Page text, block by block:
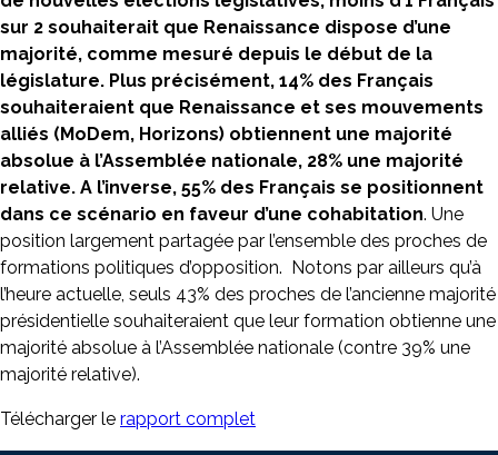
sur 2 souhaiterait que Renaissance dispose d’une
majorité, comme mesuré depuis le début de la
législature. Plus précisément, 14% des Français
souhaiteraient que Renaissance et ses mouvements
alliés (MoDem, Horizons) obtiennent une majorité
absolue à l’Assemblée nationale, 28% une majorité
relative. A l’inverse, 55% des Français se positionnent
dans ce scénario en faveur d’une cohabitation. Une
position largement partagée par l’ensemble des proches de
formations politiques d’opposition. Notons par ailleurs qu’à
l’heure actuelle, seuls 43% des proches de l’ancienne majorité
présidentielle souhaiteraient que leur formation obtienne une
majorité absolue à l’Assemblée nationale (contre 39% une
majorité relative).
Télécharger le rapport complet